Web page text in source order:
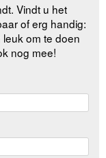
Vindt u het
of erg handig:
om te doen
nog mee!